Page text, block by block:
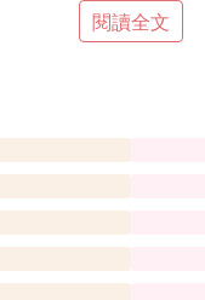
例及課程驚艷
演變，彰顯其在分
的方式呈現，既
變得易於理解，激
閱讀全文